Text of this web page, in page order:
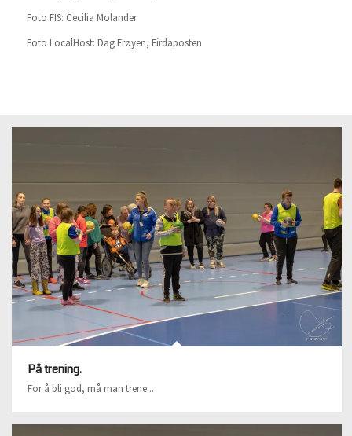
Foto FIS: Cecilia Molander
Foto LocalHost: Dag Frøyen, Firdaposten
På trening.
For å bli god, må man trene...